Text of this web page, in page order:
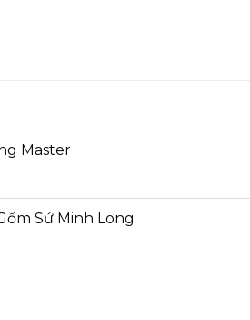
Master
Sứ Minh Long